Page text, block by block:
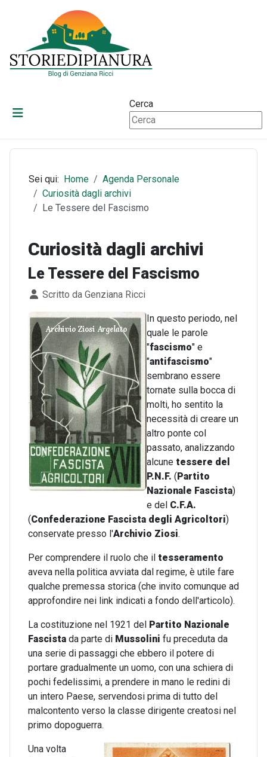
Cerca
Sei qui: Home
Agenda Personale
Curiosità dagli archivi
Le Tessere del Fascismo
Curiosità dagli archivi
Le Tessere del Fascismo
Dettagli
Scritto da Genziana Ricci
In questo periodo, nel
quale le parole
"fascismo" e
"antifascismo"
sembrano essere
tornate sulla bocca di
molti, ho sentito la
necessità di creare un
altro ponte col
passato, analizzando
alcune tessere del
P.N.F. (Partito
Nazionale Fascista)
e del C.F.A.
(Confederazione Fascista degli Agricoltori)
conservate presso l'Archivio Ziosi.
Per comprendere il ruolo che il tesseramento
aveva nella politica avviata dal regime, è utile fare
qualche premessa storica (che invito comunque ad
approfondire nei link indicati a fondo dell'articolo).
La costituzione nel 1921 del Partito Nazionale
Fascista da parte di Mussolini fu preceduta da
una serie di passaggi che ebbero il potere di
portare gradualmente un uomo, con una schiera di
pochi fedelissimi, a prendere in mano le redini di
un intero Paese, servendosi prima di tutto del
malcontento verso la classe dirigente creatosi nel
primo dopoguerra.
Una volta